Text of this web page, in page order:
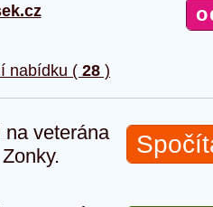
nabídku ( 28 )
veterána